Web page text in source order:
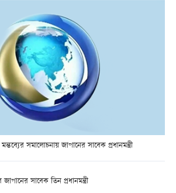
সমালোচনায় জাপানের সাবেক প্রধানমন্ত্রী
সাবেক তিন প্রধানমন্ত্রী